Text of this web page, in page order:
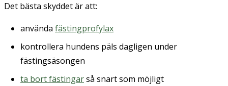
Det bästa skyddet är att:
använda fästingprofylax
kontrollera hundens päls dagligen under
fästingsäsongen
ta bort fästingarså snart som möjligt